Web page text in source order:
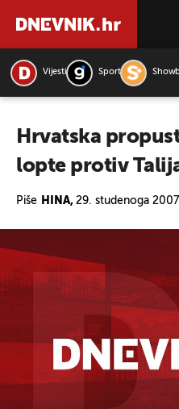
Vijesti Sport
Hrvatska
lopte protiv
Piše HINA, 29. studenoga
PRETRAŽITE VIJESTI